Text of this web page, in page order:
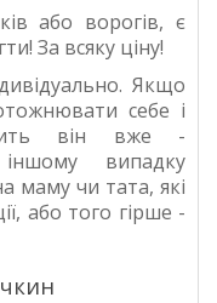
або ворогів, є
За всяку ціну!
Якщо
себе і
він вже -
випадку
маму чи тата, які
або того гірше -